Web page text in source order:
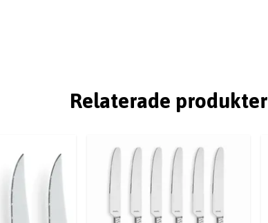
Relaterade produkter